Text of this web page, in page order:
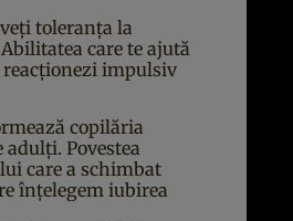
toleranța la
care te ajută
impulsiv
copilăria
adulți. Povestea
care a schimbat
înțelegem iubirea